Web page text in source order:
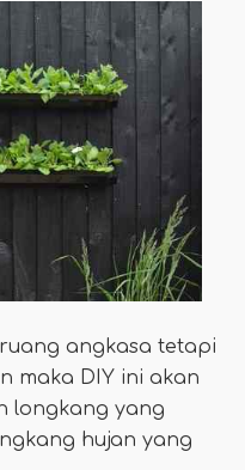
angkasa tetapi
maka DIY ini akan
longkang yang
hujan yang